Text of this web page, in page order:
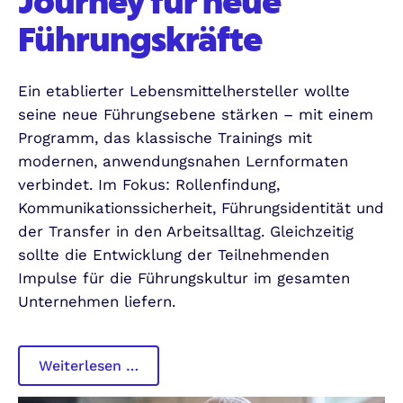
Führungskräfte
Ein etablierter Lebensmittelhersteller wollte
seine neue Führungsebene stärken – mit einem
Programm, das klassische Trainings mit
modernen, anwendungsnahen Lernformaten
verbindet. Im Fokus: Rollenfindung,
Kommunikationssicherheit, Führungsidentität und
der Transfer in den Arbeitsalltag. Gleichzeitig
sollte die Entwicklung der Teilnehmenden
Impulse für die Führungskultur im gesamten
Unternehmen liefern.
Weiterlesen …
Learning